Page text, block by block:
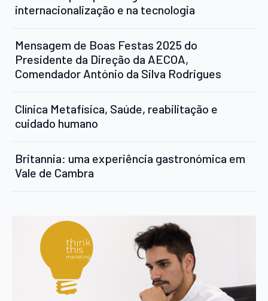
internacionalização e na tecnologia
Mensagem de Boas Festas 2025 do
Presidente da Direção da AECOA,
Comendador António da Silva Rodrigues
Clínica Metafísica, Saúde, reabilitação e
cuidado humano
Britannia: uma experiência gastronómica em
Vale de Cambra